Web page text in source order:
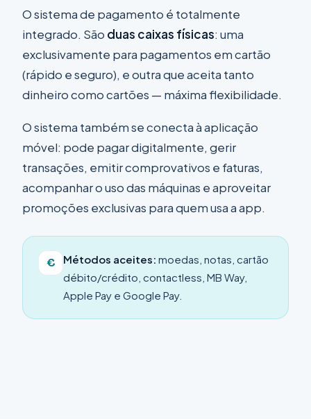
O sistema de pagamento é totalmente
integrado. São duas caixas físicas: uma
exclusivamente para pagamentos em cartão
(rápido e seguro), e outra que aceita tanto
dinheiro como cartões — máxima flexibilidade.
O sistema também se conecta à aplicação
móvel: pode pagar digitalmente, gerir
transações, emitir comprovativos e faturas,
acompanhar o uso das máquinas e aproveitar
promoções exclusivas para quem usa a app.
€ Métodos aceites: moedas, notas, cartão
débito/crédito, contactless, MB Way,
Apple Pay e Google Pay.